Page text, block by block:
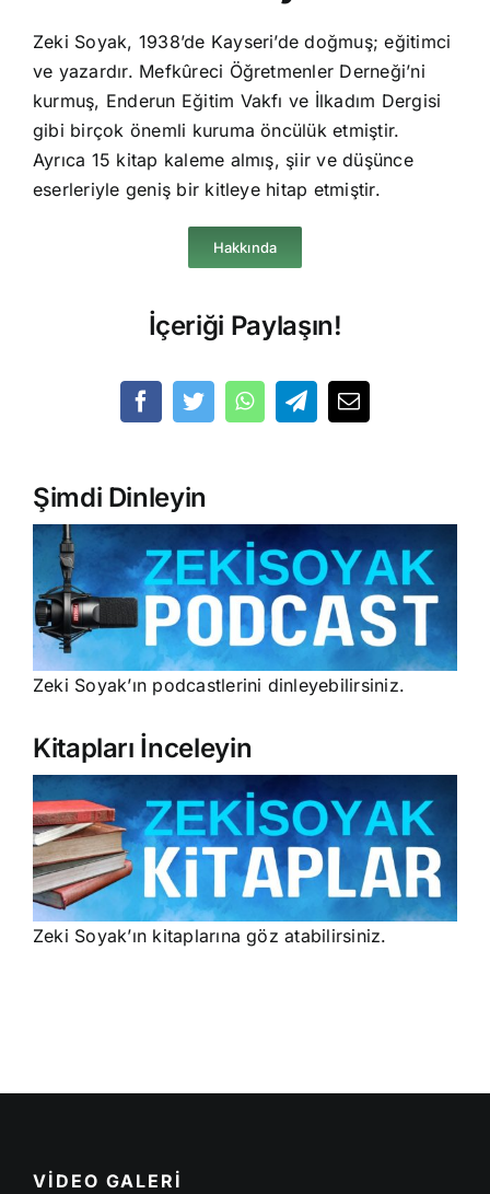
Zeki Soyak, 1938’de Kayseri’de doğmuş; eğitimci
ve yazardır. Mefkûreci Öğretmenler Derneği’ni
kurmuş, Enderun Eğitim Vakfı ve İlkadım Dergisi
gibi birçok önemli kuruma öncülük etmiştir.
Ayrıca 15 kitap kaleme almış, şiir ve düşünce
eserleriyle geniş bir kitleye hitap etmiştir.
Hakkında
İçeriği Paylaşın!
Şimdi Dinleyin
Zeki Soyak’ın podcastlerini dinleyebilirsiniz.
Kitapları İnceleyin
Zeki Soyak’ın kitaplarına göz atabilirsiniz.
VİDEO GALERİ